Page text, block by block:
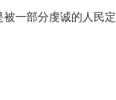
被一部分虔诚的人民